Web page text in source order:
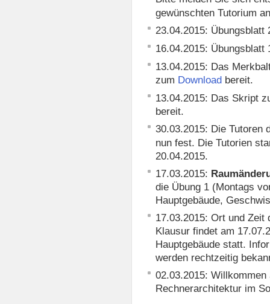
gewünschten Tutorium
23.04.2015:
16.04.2015:
13.04.2015: Das
zum Download bereit.
13.04.2015: Das Skript
bereit.
30.03.2015: Die Tutoren
nun fest. Die Tutorien
20.04.2015.
17.03.2015:
die Übung 1 (Montags
Hauptgebäude,
17.03.2015: Ort und
Klausur findet am
Hauptgebäude statt.
werden rechtzeitig
02.03.2015:
Rechnerarchitektur im